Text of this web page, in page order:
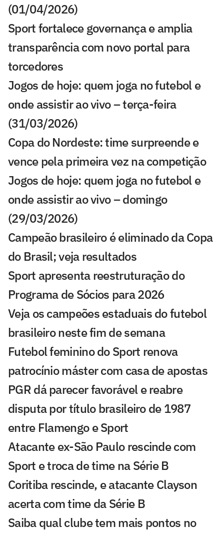
(01/04/2026)
Sport fortalece governança e amplia
transparência com novo portal para
torcedores
Jogos de hoje: quem joga no futebol e
onde assistir ao vivo – terça-feira
(31/03/2026)
Copa do Nordeste: time surpreende e
vence pela primeira vez na competição
Jogos de hoje: quem joga no futebol e
onde assistir ao vivo – domingo
(29/03/2026)
Campeão brasileiro é eliminado da Copa
do Brasil; veja resultados
Sport apresenta reestruturação do
Programa de Sócios para 2026
Veja os campeões estaduais do futebol
brasileiro neste fim de semana
Futebol feminino do Sport renova
patrocínio máster com casa de apostas
PGR dá parecer favorável e reabre
disputa por título brasileiro de 1987
entre Flamengo e Sport
Atacante ex-São Paulo rescinde com
Sport e troca de time na Série B
Coritiba rescinde, e atacante Clayson
acerta com time da Série B
Saiba qual clube tem mais pontos no